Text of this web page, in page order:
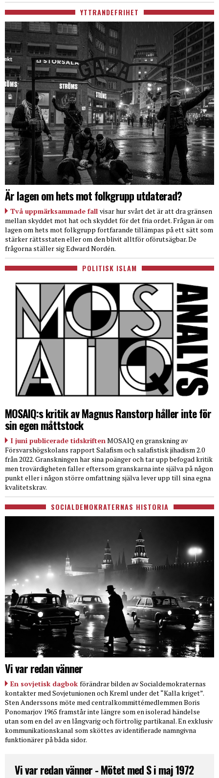
YTTRANDEFRIHET
Är lagen om hets mot folkgrupp utdaterad?
Två uppmärksammade fall visar hur svårt det är att dra gränsen
mellan skyddet mot hat och skyddet för det fria ordet. Frågan är om
lagen om hets mot folkgrupp fortfarande tillämpas på ett sätt som
stärker rättsstaten eller om den blivit alltför oförutsägbar. De
frågorna ställer sig Edward Nordén.
POLITISK ISLAM
MOSAIQ:s kritik av Magnus Ranstorp håller inte för
sin egen måttstock
I juni publicerade tidskriftenMOSAIQ en granskning av
Försvarshögskolans rapport Salafism och salafistisk jihadism 2.0
från 2022. Granskningen har sina poänger och tar upp befogad kritik
men trovärdigheten faller eftersom granskarna inte själva på någon
punkt eller i någon större omfattning själva lever upp till sina egna
kvalitetskrav.
SOCIALDEMOKRATERNAS HISTORIA
Vi var redan vänner
En sovjetisk dagbok förändrar bilden av Socialdemokraternas
kontakter med Sovjetunionen och Kreml under det “Kalla kriget”.
Sten Anderssons möte med centralkommittémedlemmen Boris
Ponomarjov 1965 framstår inte längre som en isolerad händelse
utan som en del av en långvarig och förtrolig partikanal. En exklusiv
kommunikationskanal som sköttes av identifierade namngivna
funktionärer på båda sidor.
Vi var redan vänner - Mötet med S i maj 1972